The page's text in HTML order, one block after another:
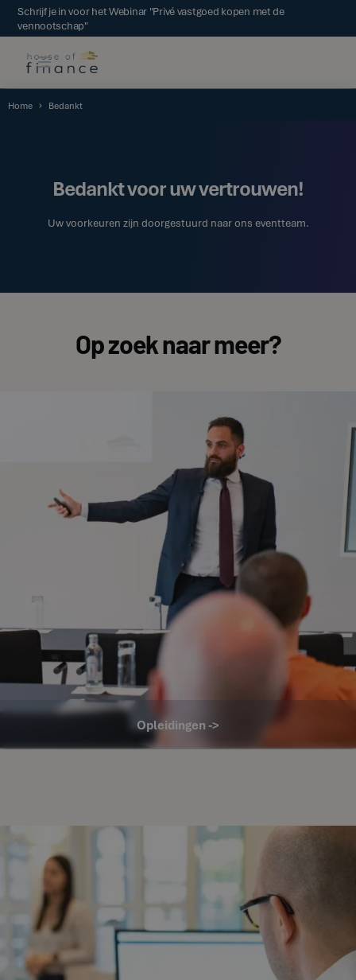
Schrijf je in voor het Webinar "Privé vastgoed kopen met de
vennootschap"
Home Bedankt
Bedankt voor uw vertrouwen!
Uw voorkeuren zijn doorgestuurd naar ons eventteam.
Op zoek naar meer?
Opleidingen ->